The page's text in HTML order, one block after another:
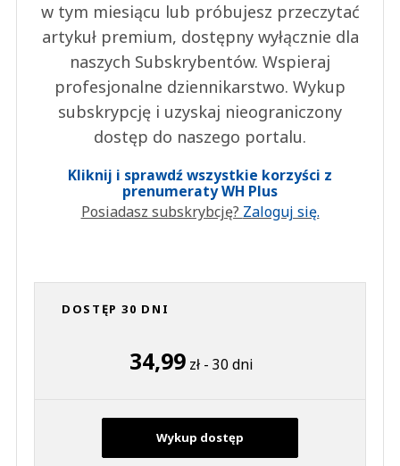
w tym miesiącu lub próbujesz przeczytać
artykuł premium, dostępny wyłącznie dla
naszych Subskrybentów. Wspieraj
profesjonalne dziennikarstwo. Wykup
subskrypcję i uzyskaj nieograniczony
dostęp do naszego portalu.
Kliknij i sprawdź wszystkie korzyści z
prenumeraty WH Plus
Posiadasz subskrybcję? Zaloguj się.
DOSTĘP 30 DNI
34,99 zł - 30 dni
Wykup dostęp